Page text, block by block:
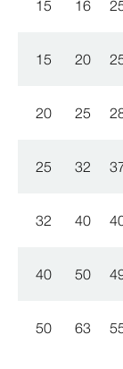
15 16
15 20
20 25
25 32
32 40
40 50
50 63